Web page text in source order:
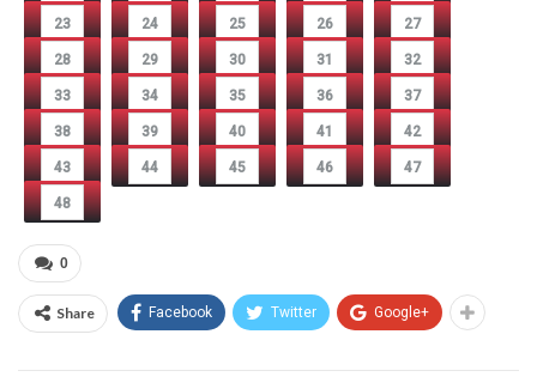
23 24 25 26 27
28 29 30 31 32
33 34 35 36 37
38 39 40 41 42
43 44 45 46 47
48
0
Share Facebook Twitter Google+